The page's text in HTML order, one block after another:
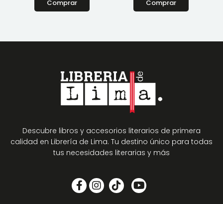
Comprar Comprar
Descubre libros y accesorios literarios de primera
calidad en Librería de Lima. Tu destino único para todas
tus necesidades literarias y más